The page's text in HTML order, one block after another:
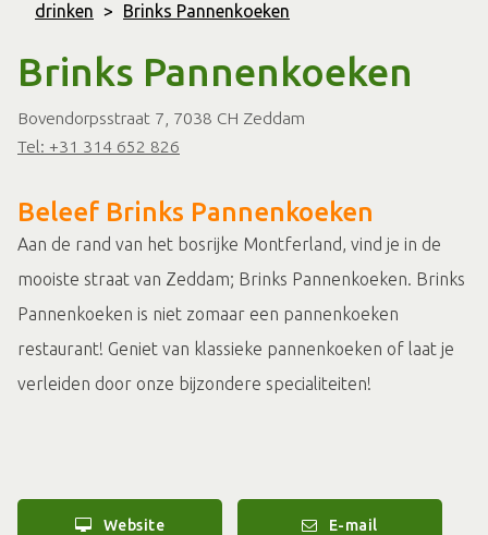
drinken > Brinks Pannenkoeken
Brinks Pannenkoeken
Bovendorpsstraat 7, 7038 CH Zeddam
Tel: +31 314 652 826
Beleef Brinks Pannenkoeken
Aan de rand van het bosrijke Montferland, vind je in de
mooiste straat van Zeddam; Brinks Pannenkoeken. Brinks
Pannenkoeken is niet zomaar een pannenkoeken
restaurant! Geniet van klassieke pannenkoeken of laat je
verleiden door onze bijzondere specialiteiten!
Website E-mail